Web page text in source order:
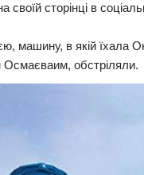
своїй сторінці в
машину, в якій їхала
обстріляли.